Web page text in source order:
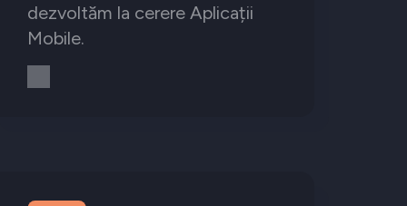
dezvoltăm la cerere Aplicații
Mobile.